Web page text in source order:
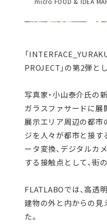
「
PROJECT」の第2弾と
写真家・小山泰介氏の
ガラスファサードに展
展示エリア周辺の都市
ジを人々が都市と接す
ータ変換、デジタルカ
する接触点として、街
FLATLABOでは、高透
建物の外と内からの見
た。